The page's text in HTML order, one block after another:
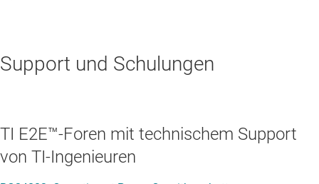
Support und Schulungen
TI E2E™-Foren mit technischem Support
von TI-Ingenieuren